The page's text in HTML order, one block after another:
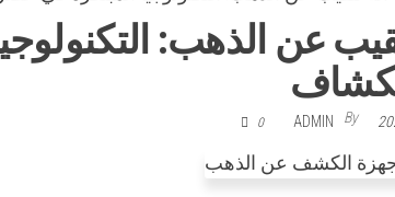
عن الذهب:
By
ADMIN
0